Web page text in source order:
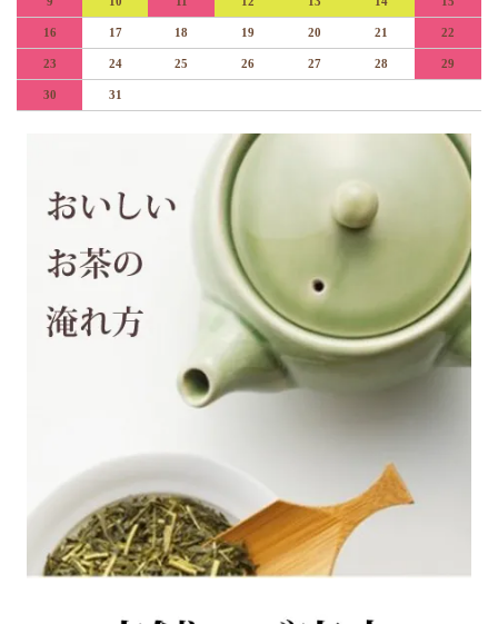
16 17 18 19 20 21 22
23 24 25 26 27 28 29
30 31